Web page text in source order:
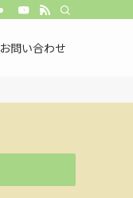
お問い合わせ